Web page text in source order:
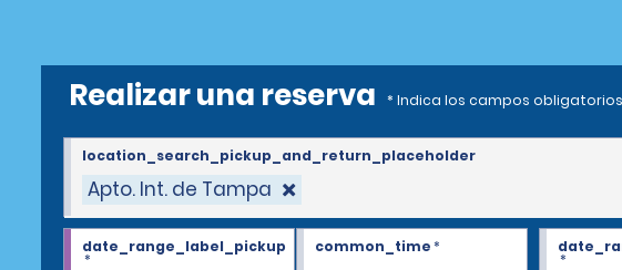
Realizar una reserva * Indica los campos obligatorios
Apto. Int. de Tampa
location_search_pickup_and_return_placeholder
date_range_label_pickup
*
common_time*
*